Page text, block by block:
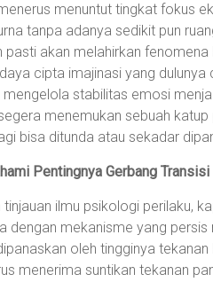
menuntut tingkat fokus
tanpa adanya sedikit pun
pasti akan melahirkan
cipta imajinasi yang
stabilitas emosi
menemukan sebuah
bisa ditunda atau sekadar
Pentingnya Gerbang
tinjauan ilmu psikologi perilaku,
dengan mekanisme yang
oleh tingginya
menerima suntikan tekanan